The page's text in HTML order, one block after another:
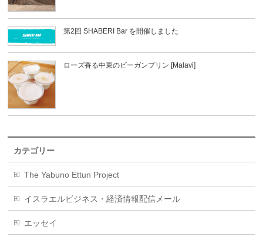
第2回 SHABERI Bar を開催しました
ローズ香る中東のビーガンプリン [Malavi]
カテゴリー
The Yabuno Ettun Project
イスラエルビジネス・経済情報配信メール
エッセイ